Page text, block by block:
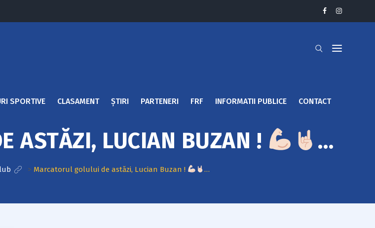
SPORTIVE CLASAMENT ȘTIRI PARTENERI FRF INFORMATII PUBLICE CONTACT
ASTĂZI, LUCIAN BUZAN ! …
> Marcatorul golului de astăzi, Lucian Buzan ! …